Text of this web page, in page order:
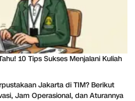
10 Tips Sukses Menjalani Kuliah
Jakarta di TIM? Berikut
Jam Operasional, dan Aturannya